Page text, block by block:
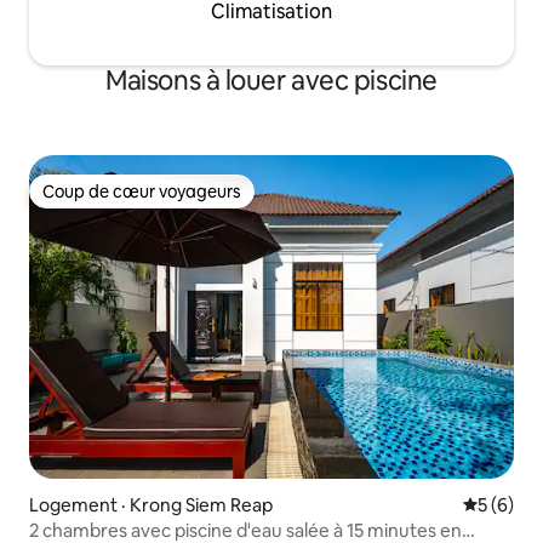
Climatisation
Maisons à louer avec piscine
Coup de cœur voyageurs
Coup de cœur voyageurs
Logement · Krong Siem Reap Note
5 (6)
2 chambres avec piscine d'eau salée à 15 minutes en